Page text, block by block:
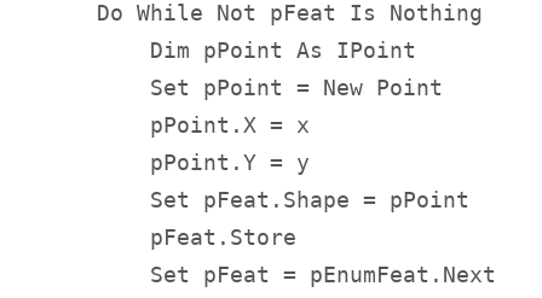
    Do While Not pFeat Is Nothing
        Dim pPoint As IPoint
        Set pPoint = New Point
        pPoint.X = x
        pPoint.Y = y
        Set pFeat.Shape = pPoint
        pFeat.Store
        Set pFeat = pEnumFeat.Next